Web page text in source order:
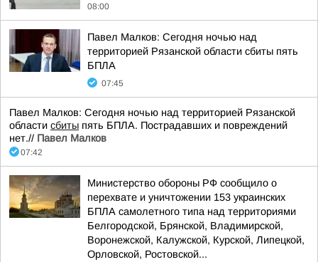
08:00
Павел Малков: Сегодня ночью над
территорией Рязанской области сбиты пять
БПЛА
07:45
Павел Малков: Сегодня ночью над территорией Рязанской
области сбиты пять БПЛА. Пострадавших и повреждений
нет.// Павел Малков
07:42
Министерство обороны РФ сообщило о
перехвате и уничтожении 153 украинских
БПЛА самолетного типа над территориями
Белгородской, Брянской, Владимирской,
Воронежской, Калужской, Курской, Липецкой,
Орловской, Ростовской...